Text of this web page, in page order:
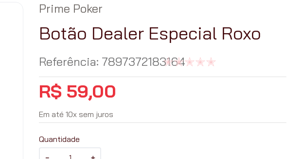
Prime Poker
Botão Dealer Especial Roxo
Referência: 7897372183164
R$ 59,00
Em até10x sem juros
Quantidade
＋
－